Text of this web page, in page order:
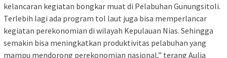
kelancaran kegiatan bongkar muat di Pelabuhan Gunungsitoli.
Terlebih lagi ada program tol laut juga bisa memperlancar
kegiatan perekonomian di wilayah Kepulauan Nias. Sehingga
semakin bisa meningkatkan produktivitas pelabuhan yang
mampu mendorong perekonomian nasional,” terang Aulia